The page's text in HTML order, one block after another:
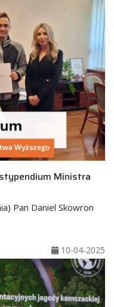
Ministra
Pan Daniel Skowron
10-04-2025